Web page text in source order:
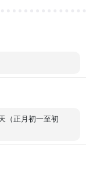
（正月初一至初